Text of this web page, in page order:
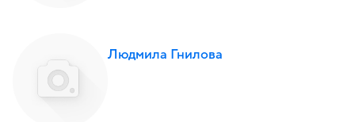
Людмила Гнилова